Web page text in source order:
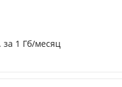
за 1 Гб/месяц